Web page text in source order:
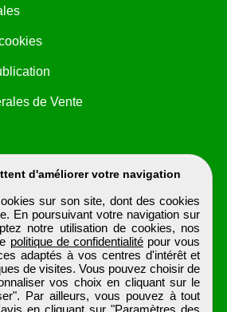
d'améliorer votre navigation
sur son site, dont des cookies
En poursuivant votre navigation sur
notre utilisation de cookies, nos
politique de confidentialité pour vous
adaptés à vos centres d'intérêt et
de visites. Vous pouvez choisir de
vos choix en cliquant sur le
Par ailleurs, vous pouvez à tout
en cliquant sur "Paramètres des
de Vente